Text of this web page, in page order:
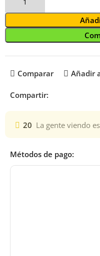
Comparar Añadir
Compartir:
20 La gente viendo
Métodos de pago: